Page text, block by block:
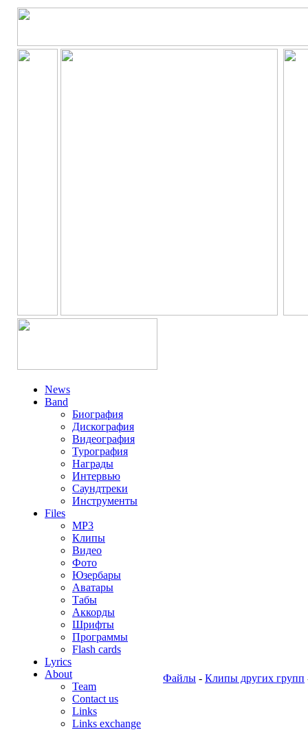
News
Band
Биография
Дискография
Видеография
Турография
Награды
Интервью
Саундтреки
Инструменты
Files
MP3
Клипы
Видео
Фото
Юзербары
Аватары
Табы
Аккорды
Шрифты
Программы
Flash cards
Lyrics
About
Team
Contact us
Links
Links exchange
Файлы - Клипы других групп